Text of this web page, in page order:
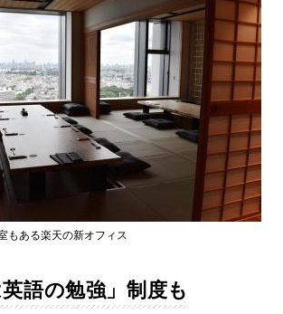
もある楽天の新オフィス
英語の勉強」制度も